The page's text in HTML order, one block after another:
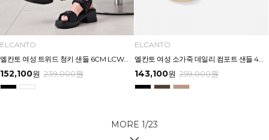
ELCANTO
엘칸토 여성 트위드 청키 샌들 6CM LCWW56U626
152,100원 239,000원
ELCANTO
엘칸토 여성 소가죽 데일리 컴포트 샌들 4CM LCWW92U626
143,100원 259,000원
MORE 1/23